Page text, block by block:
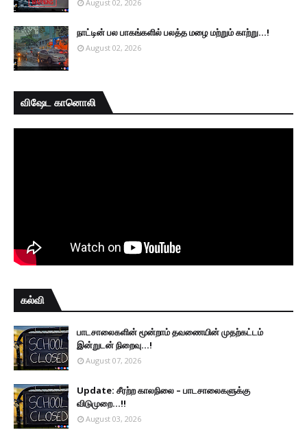
August 02, 2026
நாட்டின் பல பாகங்களில் பலத்த மழை மற்றும் காற்று...!
August 02, 2026
விஷேட கானொலி
கல்வி
பாடசாலைகளின் மூன்றாம் தவணையின் முதற்கட்டம்
இன்றுடன் நிறைவு...!
August 07, 2026
Update: சீரற்ற காலநிலை – பாடசாலைகளுக்கு
விடுமுறை...!!
August 03, 2026